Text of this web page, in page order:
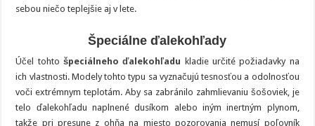
sebou niečo teplejšie aj v lete.
Špeciálne ďalekohľady
Účel tohto špeciálneho ďalekohľadu kladie určité požiadavky na
ich vlastnosti. Modely tohto typu sa vyznačujú tesnosťou a odolnosťou
voči extrémnym teplotám. Aby sa zabránilo zahmlievaniu šošoviek, je
telo ďalekohľadu naplnené dusíkom alebo iným inertným plynom,
takže pri presune z ohňa na miesto pozorovania nemusí poľovník